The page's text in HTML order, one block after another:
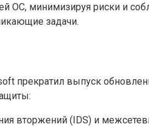
ОС, минимизируя риски и
задачи.
прекратил выпуск
вторжений (IDS) и